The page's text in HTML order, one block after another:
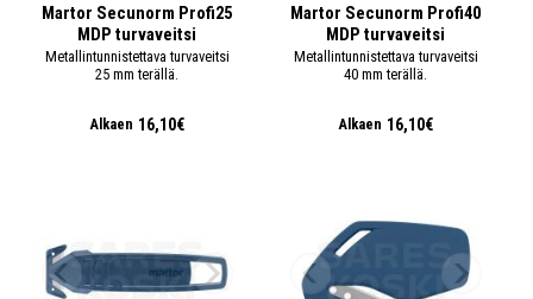
Martor Secunorm Profi25
MDP turvaveitsi
Metallintunnistettava turvaveitsi
25 mm terällä.
Alkaen 16,10€
Martor Secunorm Profi40
MDP turvaveitsi
Metallintunnistettava turvaveitsi
40 mm terällä.
Alkaen 16,10€